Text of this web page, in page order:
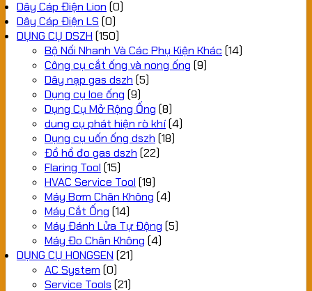
Dây Cáp Điện Lion (0)
Dây Cáp Điện LS (0)
DỤNG CỤ DSZH (150)
Bộ Nối Nhanh Và Các Phụ Kiện Khác (14)
Công cụ cắt ống và nong ống (9)
Dây nạp gas dszh (5)
Dụng cụ loe ống (9)
Dụng Cụ Mở Rộng Ống (8)
dung cụ phát hiện rò khí(4)
Dụng cụ uốn ống dszh (18)
Đồ hồ đo gas dszh (22)
Flaring Tool (15)
HVAC Service Tool (19)
Máy Bơm Chân Không (4)
Máy Cắt Ống (14)
Máy Đánh Lửa Tự Động (5)
Máy Đo Chân Không (4)
DỤNG CỤ HONGSEN (21)
AC System (0)
Service Tools (21)